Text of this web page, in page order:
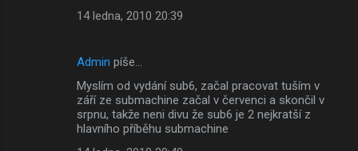
14 ledna, 2010 20:39
Admin píše…
Myslím od vydání sub6, začal pracovat tuším v
září ze submachine začal v červenci a skončil v
srpnu, takže neni divu že sub6 je 2 nejkratší z
hlavního příběhu submachine